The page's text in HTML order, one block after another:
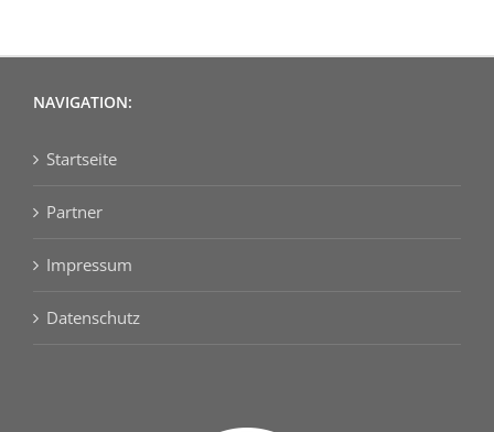
NAVIGATION:
Startseite
Partner
Impressum
Datenschutz